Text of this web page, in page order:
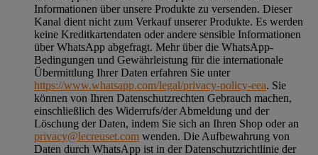
Informationen über unsere Produkte zu versenden. Dieser
Kanal dient nicht zum Verkauf unserer Produkte. Es werden
keine Kreditkartendaten oder andere sensible Informationen
über WhatsApp abgefragt. Mehr über die WhatsApp-
Bedingungen und Gewährleistung für die internationale
Übermittlung Ihrer Daten erfahren Sie unter
https://www.whatsapp.com/legal/privacy-policy-eea. Sie
können von Ihren Datenschutzrechten Gebrauch machen,
einschließlich des Widerrufs/der Abmeldung und der
Löschung der Daten, indem Sie sich an Ihren Shop oder an
privacy@lecreuset.com wenden. Die Aufbewahrung von
Daten durch WhatsApp ist in der Datenschutzrichtlinie der